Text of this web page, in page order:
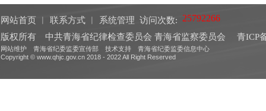
网站首页 联系方式 系统管理 访问次数:
版权所有 中共青海省纪律检查委员会 青海省监察委员会
青ICP
网站维护 青海省纪委监委宣传部 技术支持 青海省纪委监委信息中心
Copyright © www.qhjc.gov.cn 2018 - 2022 All Right Reserved